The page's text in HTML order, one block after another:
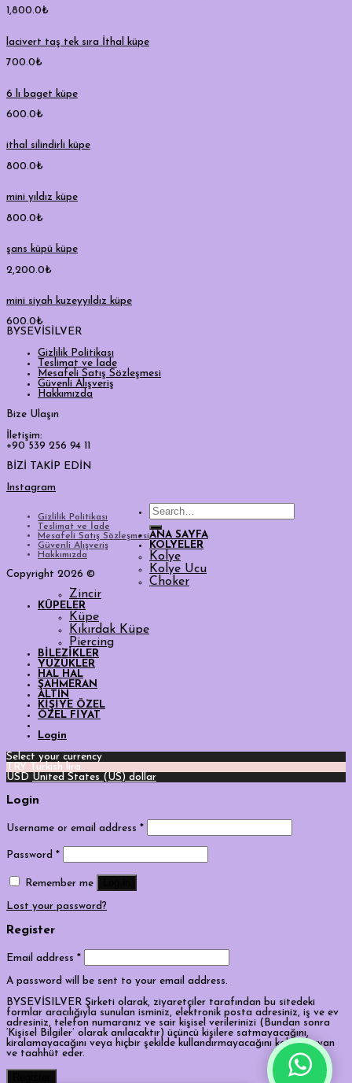
1,800.0₺
lacivert taş tek sıra İthal küpe
700.0₺
6 lı baget küpe
600.0₺
ithal silindirli küpe
800.0₺
mini yıldız küpe
800.0₺
şans küpü küpe
2,200.0₺
mini siyah kuzeyyıldız küpe
600.0₺
BYSEVİSİLVER
Gizlilik Politikası
Teslimat ve İade
Mesafeli Satış Sözleşmesi
Güvenli Alışveriş
Hakkımızda
Bize Ulaşın
İletişim:
+90 539 256 94 11
BİZİ TAKİP EDİN
Instagram
Gizlilik Politikası
Teslimat ve İade
Mesafeli Satış Sözleşmesi
Güvenli Alışveriş
Hakkımızda
Copyright 2026 ©
Search
for:
ANA SAYFA
KOLYELER
Kolye
Kolye Ucu
Choker
Zincir
KÜPELER
Küpe
Kıkırdak Küpe
Piercing
BİLEZİKLER
YÜZÜKLER
HAL HAL
ŞAHMERAN
ALTIN
KİŞİYE ÖZEL
ÖZEL FİYAT
Login
Select your currency
TRY
Turkish lira
USD United States (US) dollar
Login
Username or email address *
Password *
Remember me
Lost your password?
Register
Email address *
A password will be sent to your email address.
BYSEVİSILVER Şirketi olarak, ziyaretçiler tarafından bu sitedeki
formlar aracılığıyla sunulan isminiz, elektronik posta adresiniz, iş ve ev
adresiniz, telefon numaranız ve sair kişisel verilerinizi (Bundan sonra
‘Kişisel Bilgiler’ olarak anılacaktır) üçüncü kişilere satmayacağını,
kiralamayacağını veya hiçbir şekilde kullandırmayacağını kabul, beyan
ve taahhüt eder.